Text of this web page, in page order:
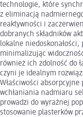
technologie, które
z eliminacją
reaktywności i
dobranych składników
lokalne
minimalizując
również ich zdolność do
czyni je idealnym
Właściwości
wchłaniania nadmiaru
prowadzi do wyraźnej
stosowanie plasterków